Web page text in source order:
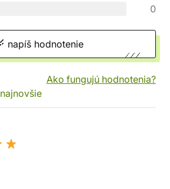
0
napíš hodnotenie
Ako fungujú hodnotenia?
najnovšie